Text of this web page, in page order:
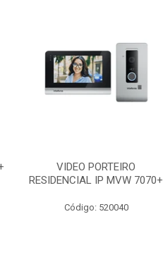
VIDEO PORTEIRO
RESIDENCIAL IP MVW 7070+
Código: 520040